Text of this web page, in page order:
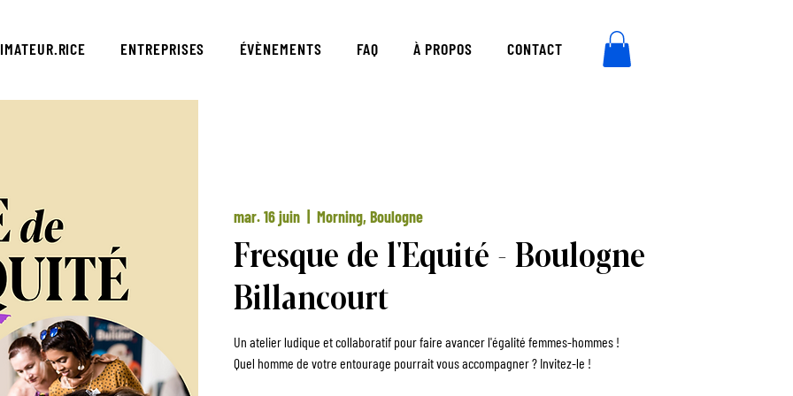
ENTREPRISES ÉVÈNEMENTS FAQ À PROPOS CONTACT
mar. 16 juin Morning, Boulogne
Fresque de l'Equité - Boulogne
Billancourt
Un atelier ludique et collaboratif pour faire avancer l'égalité femmes-hommes !
Quel homme de votre entourage pourrait vous accompagner ? Invitez-le !